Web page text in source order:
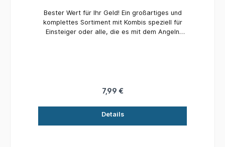
Bester Wert für Ihr Geld! Ein großartiges und
komplettes Sortiment mit Kombis speziell für
Einsteiger oder alle, die es mit dem Angeln
7,99 €
Details